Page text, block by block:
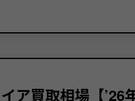
ア買取相場【’26